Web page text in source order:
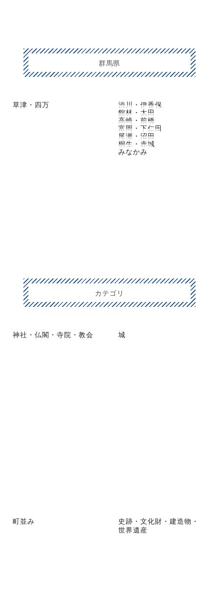
群馬県
草津・四万
渋川・伊香保
館林・太田
高崎・前橋
富岡・下仁田
尾瀬・沼田
桐生・赤城
みなかみ
カテゴリ
神社・仏閣・寺院・教会 城
町並み
史跡・文化財・建造物・
世界遺産